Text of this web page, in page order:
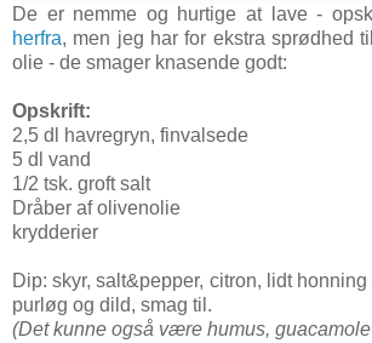
De er nemme og hurtige at lave -
herfra, men jeg har for ekstra sprødhed
olie - de smager knasende godt:
Opskrift:
2,5 dl havregryn, finvalsede
5 dl vand
1/2 tsk. groft salt
Dråber af olivenolie
krydderier
Dip: skyr, salt&pepper, citron, lidt
purløg og dild, smag til.
(Det kunne også være humus,